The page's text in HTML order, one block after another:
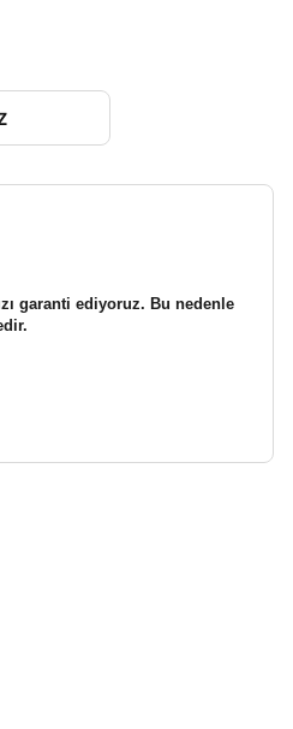
garanti ediyoruz. Bu nedenle